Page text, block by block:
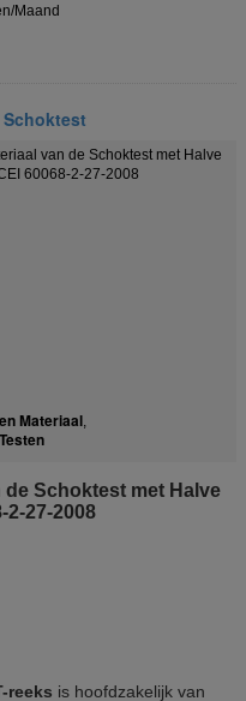
Maand
van de Schoktest met Halve
60068-2-27-2008
Materiaal,
de Schoktest met Halve
27-2008
reeks is hoofdzakelijk van